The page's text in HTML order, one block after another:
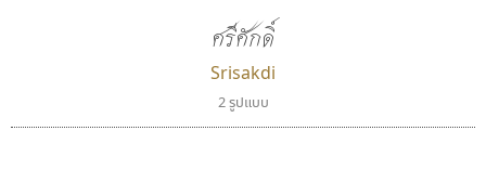
ศรีศักดิ์
Srisakdi
2 รูปแบบ